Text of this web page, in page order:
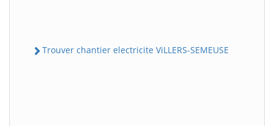
Trouver chantier electricite ViLLERS-SEMEUSE